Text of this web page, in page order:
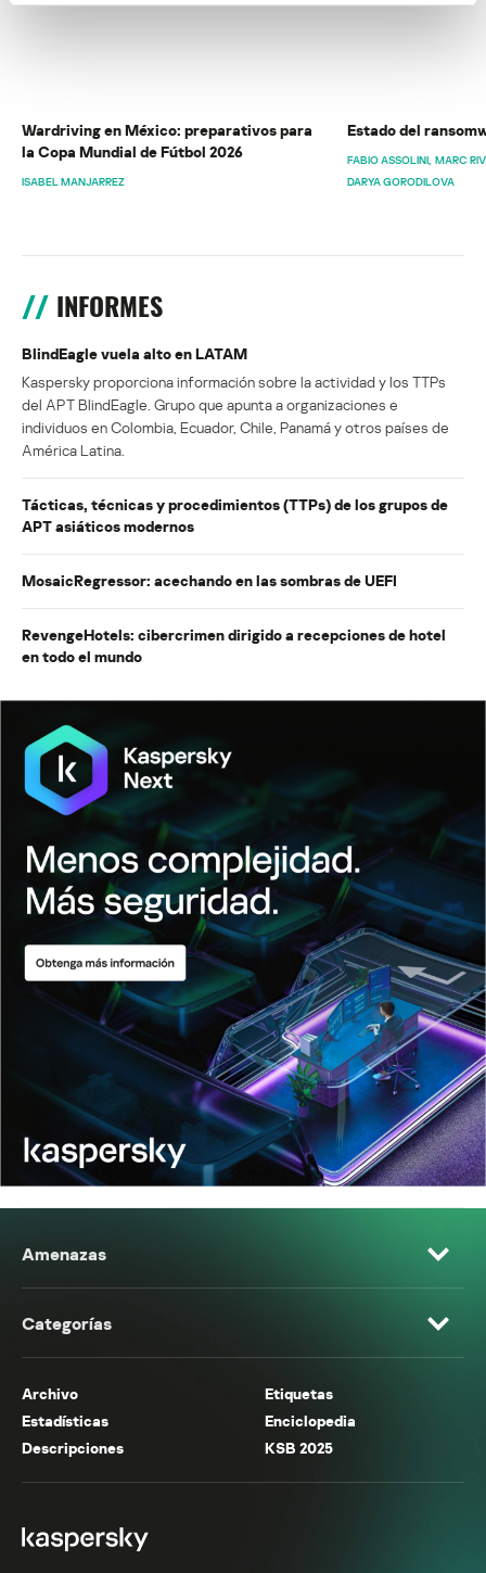
Wardriving en México: preparativos para
la Copa Mundial de Fútbol 2026
ISABEL MANJARREZ
Estado del
FABIO ASSOLINI MARC
DARYA GORODILOVA
INFORMES
BlindEagle vuela alto en LATAM
Kaspersky proporciona información sobre la actividad y los TTPs
del APT BlindEagle. Grupo que apunta a organizaciones e
individuos en Colombia, Ecuador, Chile, Panamá y otros países de
América Latina.
Tácticas, técnicas y procedimientos (TTPs) de los grupos de
APT asiáticos modernos
MosaicRegressor: acechando en las sombras de UEFI
RevengeHotels: cibercrimen dirigido a recepciones de hotel
en todo el mundo
Amenazas
Categorías
Archivo
Etiquetas
Estadísticas
Enciclopedia
Descripciones
KSB 2025